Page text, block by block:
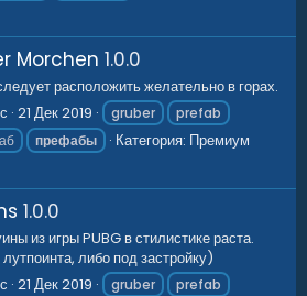
Morchen 1.0.0
расположить желательно в горах.
21 Дек 2019 gruber
prefab
префабы Категория: Премиум
1.0.0
из игры PUBG в стилистике раста.
либо под застройку)
21 Дек 2019 gruber
prefab